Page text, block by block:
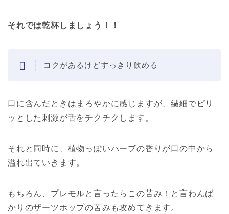
それでは乾杯しましょう！！
コクがあるけどすっきり飲める
口に含んだときはまろやかに感じますが、繊細でピリ
ッとした刺激が舌をチクチクします。
それと同時に、植物っぽいハーブの香りが口の中から
溢れ出ていきます。
もちろん、プレモルと言ったらこの苦み！と言わんば
かりのザーツホップの苦みも攻めてきます。